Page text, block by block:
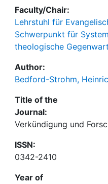
Faculty/Chair:
Lehrstuhl für
Schwerpunkt für
theologische
Author:
Bedford-Strohm,
Title of the
Journal:
Verkündigung und
ISSN:
0342-2410
Year of